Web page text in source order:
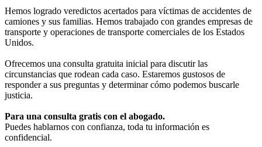
Hemos logrado veredictos acertados para víctimas de accidentes de
camiones y sus familias. Hemos trabajado con grandes empresas de
transporte y operaciones de transporte comerciales de los Estados
Unidos.
Ofrecemos una consulta gratuita inicial para discutir las
circunstancias que rodean cada caso. Estaremos gustosos de
responder a sus preguntas y determinar cómo podemos buscarle
justicia.
Para una consulta gratis con el abogado.
Puedes hablarnos con confianza, toda tu información es
confidencial.